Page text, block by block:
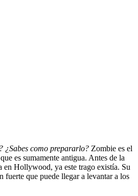
¿Sabes como prepararlo? Zombie es el
es sumamente antigua. Antes de la
en Hollywood, ya este trago existía. Su
fuerte que puede llegar a levantar a los